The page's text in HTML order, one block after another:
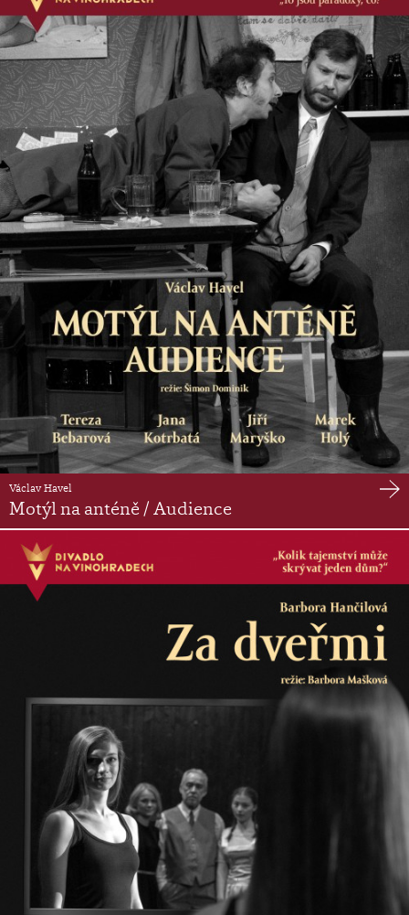
Václav Havel
Motýl na anténě / Audience